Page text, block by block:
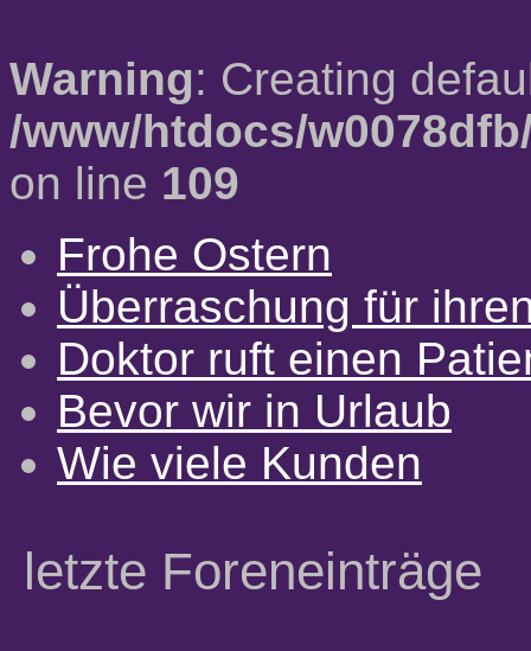
Warning: Creating
/www/htdocs/
on line 109
Frohe Ostern
Überraschung für
Doktor ruft einen
Bevor wir in Urlaub
Wie viele Kunden
letzte Foreneinträge